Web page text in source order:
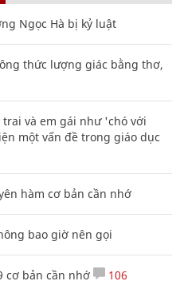
Ngọc Hà bị kỷ luật
thức lượng giác bằng thơ,
và em gái như 'chó với
một vấn đề trong giáo dục
hàm cơ bản cần nhớ
bao giờ nên gọi
cơ bản cần nhớ 106